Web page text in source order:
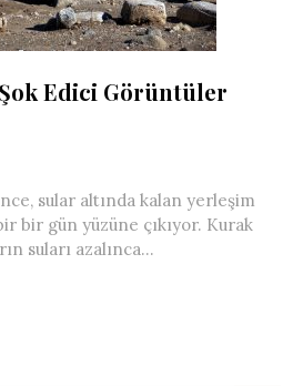
Edici Görüntüler
sular altında kalan yerleşim
bir gün yüzüne çıkıyor. Kurak
suları azalınca...